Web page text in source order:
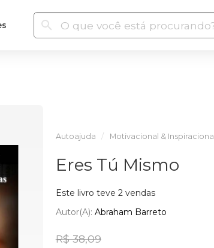
Autoajuda Motivacional & Inspiracional
Eres Tú Mismo
Este livro teve 2 vendas
Autor(a): Abraham Barreto
R$ 38,09